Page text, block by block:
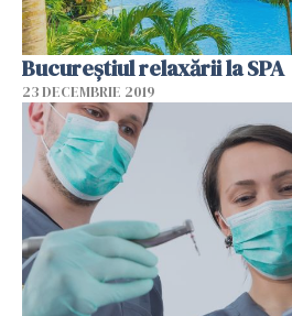
Bucureștiul relaxării la SPA
23 DECEMBRIE 2019